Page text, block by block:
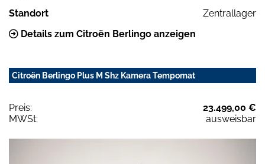
Standort
Zentrallager
Details zum Citroën Berlingo anzeigen
Citroën Berlingo Plus M Shz Kamera Tempomat
Preis:
23.499,00 €
MWSt:
ausweisbar